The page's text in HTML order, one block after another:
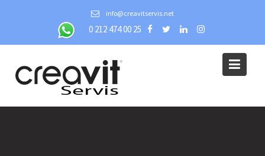
info@creavitservis.net
0 212 474 00 25